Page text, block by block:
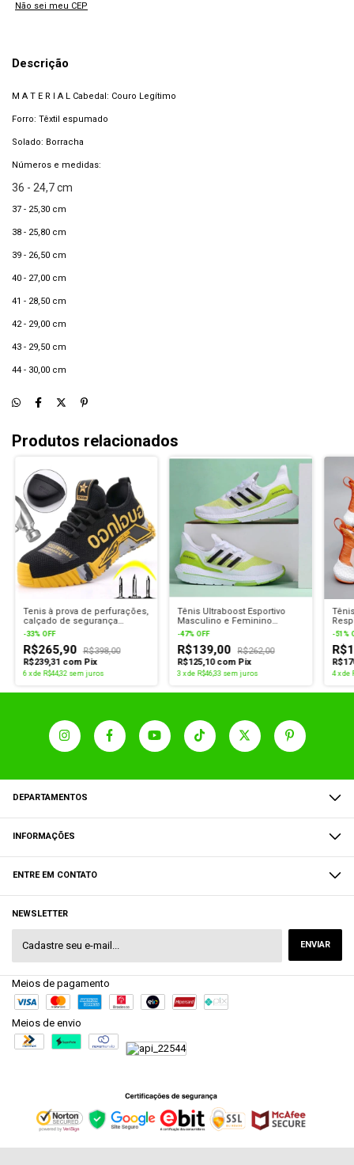
Não sei meu CEP
Descrição
M A T E R I A L Cabedal: Couro Legítimo
Forro: Têxtil espumado
Solado: Borracha
Números e medidas:
36 - 24,7 cm
37 - 25,30 cm
38 - 25,80 cm
39 - 26,50 cm
40 - 27,00 cm
41 - 28,50 cm
42 - 29,00 cm
43 - 29,50 cm
44 - 30,00 cm
Produtos relacionados
Tenis à prova de perfurações,
calçado de segurança
indestrutível
-33% OFF
R$265,90
R$398,00
R$239,31 com Pix
6 xde R$44,32 sem juros
Tênis Ultraboost Esportivo
Masculino e Feminino
Confortável e Leve
-47%OFF
R$139,00
R$262,00
R$125,10com Pix
3 xde R$46,33 sem juros
-51 %
4 xde
DEPARTAMENTOS
INFORMAÇÕES
ENTRE EM CONTATO
NEWSLETTER
Meios de pagamento
Meios de envio